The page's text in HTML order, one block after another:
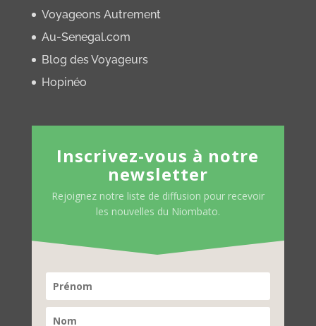
Voyageons Autrement
Au-Senegal.com
Blog des Voyageurs
Hopinéo
Inscrivez-vous à notre
newsletter
Rejoignez notre liste de diffusion pour recevoir
les nouvelles du Niombato.